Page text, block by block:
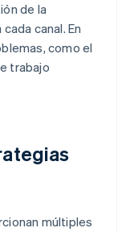
de la
canal. En
como el
trabajo
múltiples